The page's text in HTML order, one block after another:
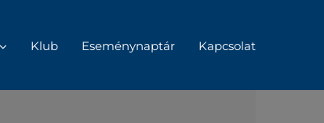
Klub Eseménynaptár Kapcsolat